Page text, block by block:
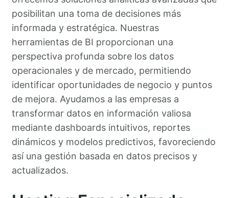
posibilitan una toma de decisiones más
informada y estratégica. Nuestras
herramientas de BI proporcionan una
perspectiva profunda sobre los datos
operacionales y de mercado, permitiendo
identificar oportunidades de negocio y puntos
de mejora. Ayudamos a las empresas a
transformar datos en información valiosa
mediante dashboards intuitivos, reportes
dinámicos y modelos predictivos, favoreciendo
así una gestión basada en datos precisos y
actualizados.